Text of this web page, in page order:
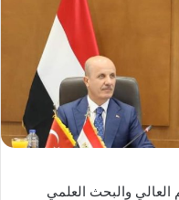
العالي والبحث العلمي